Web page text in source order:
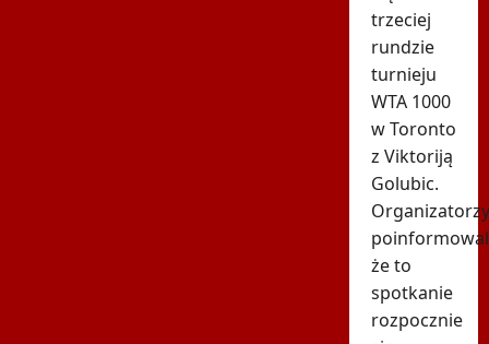
trzeciej
rundzie
turnieju
WTA 1000
w Toronto
z Viktoriją
Golubic.
Organizatorzy
że to
spotkanie
rozpocznie